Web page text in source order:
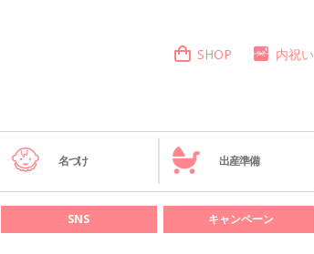
SHOP 内祝い
名づけ 出産準備
SNS キャンペーン